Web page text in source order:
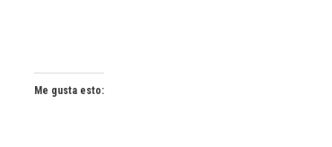
Me gusta esto: